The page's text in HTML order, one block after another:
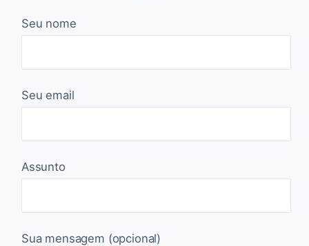
Seu nome
Seu email
Assunto
Sua mensagem (opcional)